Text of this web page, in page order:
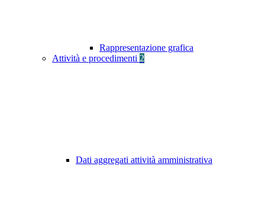
Rappresentazione grafica
Attività e procedimenti 2
Dati aggregati attività amministrativa